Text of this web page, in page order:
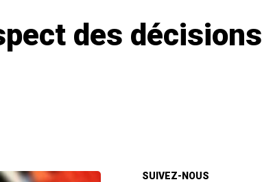
des décisions
SUIVEZ-NOUS